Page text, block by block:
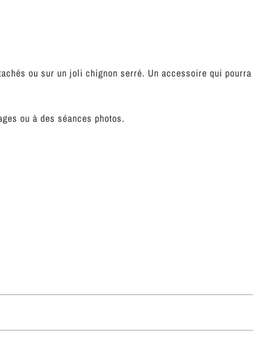
ou sur un joli chignon serré. Un accessoire qui
ou à des séances photos.